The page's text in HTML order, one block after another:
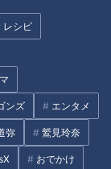
レシピ
ンズ エンタメ
弥 鷲見玲奈
おでかけ
ト「Ferrero
ナッツクリームと
とチョコレートで
・ロシェ)」。
しめる大人の甘